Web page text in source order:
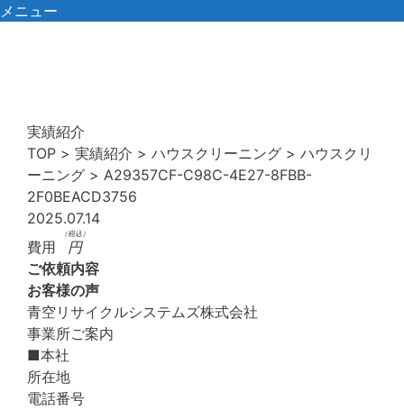
コ
メニュー
実績紹介
TOP > 実績紹介 > ハウスクリーニング > ハウスクリ
ーニング > A29357CF-C98C-4E27-8FBB-
2F0BEACD3756
2025.07.14
費用
円
（税込）
ご依頼内容
お客様の声
青空リサイクルシステムズ株式会社
事業所ご案内
■本社
所在地
電話番号